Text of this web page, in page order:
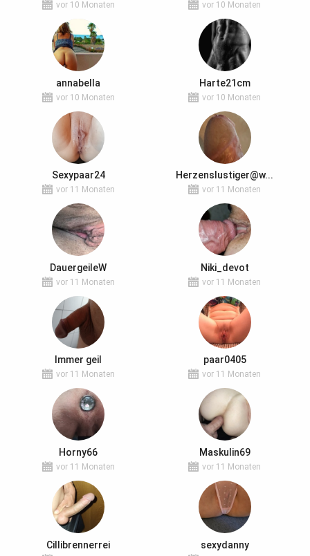
vor 10 Monaten vor 10 Monaten
annabella
vor 10 Monaten
Harte21cm
vor 10 Monaten
Sexypaar24
vor 11 Monaten
Herzenslustiger@w...
vor 11 Monaten
DauergeileW
vor 11 Monaten
Niki_devot
vor 11 Monaten
Immer geil
vor 11 Monaten
paar0405
vor 11 Monaten
Horny66
vor 11 Monaten
Maskulin69
vor 11 Monaten
Cillibrennerrei sexydanny